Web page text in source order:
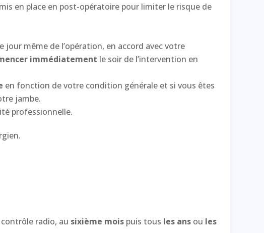
en place en post-opératoire pour limiter le risque de
même de l’opération, en accord avec votre
immédiatement le soir de l’intervention en
en fonction de votre condition générale et si vous êtes
jambe.
professionnelle.
radio, au sixième mois puis tous les ans ou les